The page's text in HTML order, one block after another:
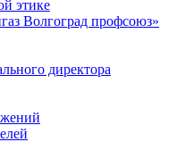
этике
Волгоград профсоюз»
директора